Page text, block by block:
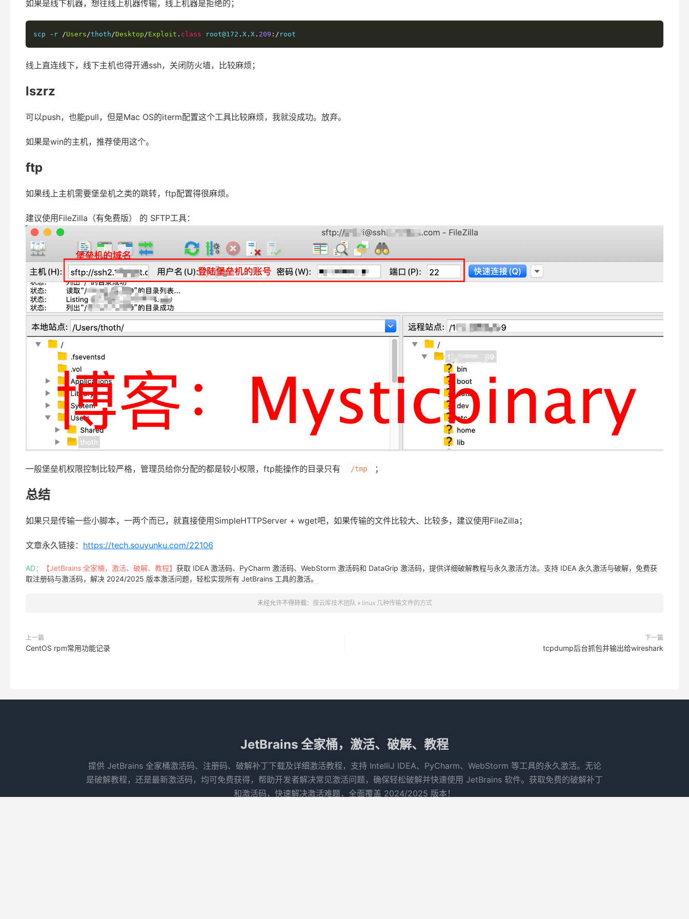
如果是线下机器，想往线上机器传输，线上机器是拒绝的；
scp - r /Users/thoth/Desktop/Exploit . class root@172 . X . X . 209 :/
线上直连线下，线下主机也得开通ssh，关闭防火墙，比较麻烦；
lszrz
可以push，也能pull，但是Mac OS的iterm配置这个工具比较麻烦，我就没成功。放弃。
如果是win的主机，推荐使用这个。
ftp
如果线上主机需要堡垒机之类的跳转，ftp配置得很麻烦。
建议使用FileZilla（有免费版） 的 SFTP工具：
一般堡垒机权限控制比较严格，管理员给你分配的都是较小权限，ftp能操作的目录只有 /tmp ；
总结
如果只是传输一些小脚本，一两个而已，就直接使用SimpleHTTPServer + wget吧，如果传输的文件比较大、比较多，建议使用FileZilla；
文章永久链接： https://tech.souyunku.com/22106
AD： 【JetBrains 全家桶，激活、破解、教程】 获取 IDEA 激活码、PyCharm 激活码、WebStorm 激活码和 DataGrip 激活码，提供详细破解教程与永久激活方法。支持 IDEA 永久激活与破解，免费获
取注册码与激活码，解决 2024/2025 版本激活问题，轻松实现所有 JetBrains 工具的激活。
未经允许不得转载： 搜云库技术团队 » linux 几种传输文件的方式
上一篇
CentOS rpm常用功能记录
下一篇
tcpdump后台抓包并输出给wireshark
JetBrains 全家桶，激活、破解、教程
提供 JetBrains 全家桶激活码、注册码、破解补丁下载及详细激活教程，支持 IntelliJ IDEA、PyCharm、WebStorm 等工具的永久激活。无论
是破解教程，还是最新激活码，均可免费获得，帮助开发者解决常见激活问题，确保轻松破解并快速使用 JetBrains 软件。获取免费的破解补丁
和激活码，快速解决激活难题，全面覆盖 2024/2025 版本！